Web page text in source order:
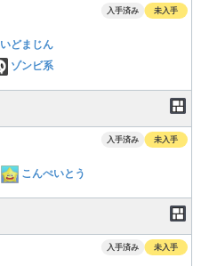
入手済み 未入手
いどまじん
ゾンビ系
入手済み 未入手
こんぺいとう
入手済み 未入手